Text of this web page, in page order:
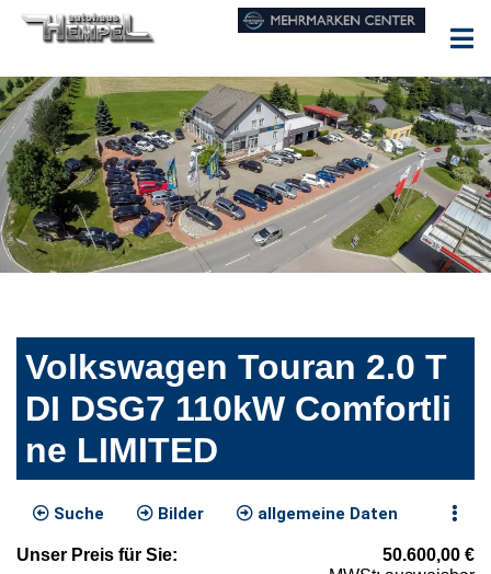
Volkswagen Touran 2.0 T
DI DSG7 110kW Comfortli
ne LIMITED
Suche Bilder allgemeine Daten
Unser Preis für Sie: 50.600,00 €